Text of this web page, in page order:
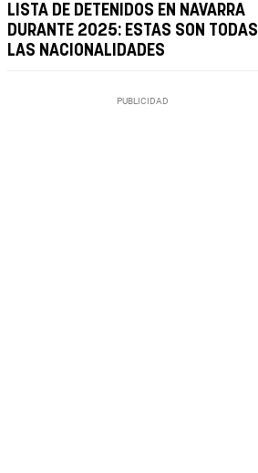
LISTA DE DETENIDOS EN NAVARRA
DURANTE 2025: ESTAS SON TODAS
LAS NACIONALIDADES